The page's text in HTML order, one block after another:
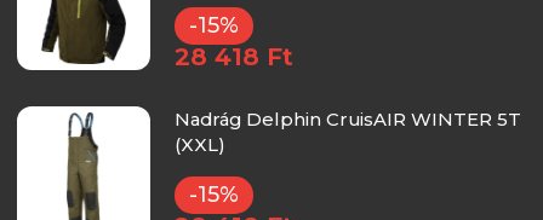
-15%
28 418 Ft
Nadrág Delphin CruisAIR WINTER 5T
(XXL)
-15%